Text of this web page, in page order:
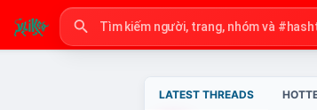
LATEST THREADS